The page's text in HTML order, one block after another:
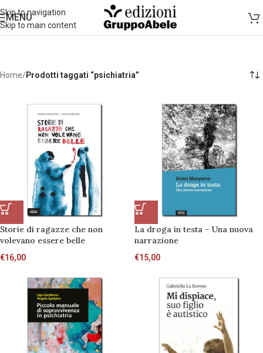
Skip to navigation
Skip to main content
MENU
Home/Prodotti taggati “psichiatria”
Storie di ragazze che non
volevano essere belle
€16,00
La droga in testa – Una nuova
narrazione
€15,00